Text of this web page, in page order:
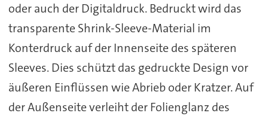
oder auch der Digitaldruck. Bedruckt wird das
transparente Shrink-Sleeve-Material im
Konterdruck auf der Innenseite des späteren
Sleeves. Dies schützt das gedruckte Design vor
äußeren Einflüssen wie Abrieb oder Kratzer. Auf
der Außenseite verleiht der Folienglanz des